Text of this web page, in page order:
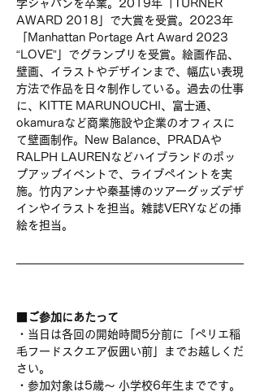
学ジャパンを卒業。2019年「TURNER
AWARD 2018」で大賞を受賞。2023年
「Manhattan Portage Art Award 2023
“LOVE”」でグランプリを受賞。絵画作品、
壁画、イラストやデザインまで、幅広い表現
方法で作品を日々制作している。過去の仕事
に、KITTE MARUNOUCHI、富士通、
okamuraなど商業施設や企業のオフィスに
て壁画制作。New Balance、PRADAや
RALPH LAURENなどハイブランドのポッ
プアップイベントで、ライブペイントを実
施。竹内アンナや秦基博のツアーグッズデザ
インやイラストを担当。雑誌VERYなどの挿
絵を担当。
ご参加にあたって
・当日は各回の開始時間5分前に「ペリエ稲
毛フードスクエア仮囲い前」までお越しくだ
さい。
・参加対象は5歳〜 小学校6年生までです。